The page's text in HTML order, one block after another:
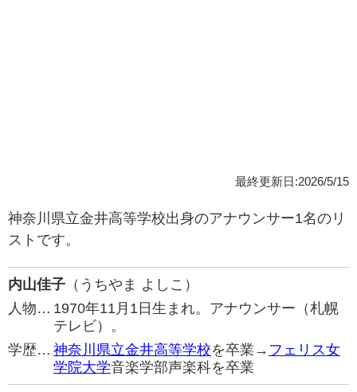
最終更新日:2026/5/15
神奈川県立金井高等学校出身のアナウンサー1名のリ
ストです。
内山佳子 （うちやま よしこ）
人物… 1970年11月1日生まれ。アナウンサー（札幌
テレビ）。
学歴… 神奈川県立金井高等学校を卒業→ フェリス女
学院大学音楽学部声楽科を卒業